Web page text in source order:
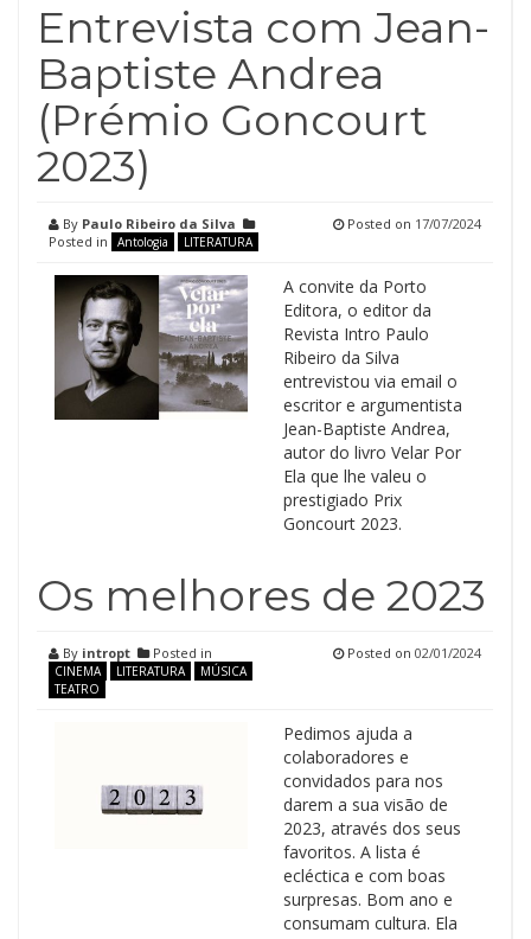
Entrevista com Jean-
Baptiste Andrea
(Prémio Goncourt
2023)
By Paulo Ribeiro da Silva
Posted in
Antologia LITERATURA
Posted on 17/07/2024
A convite da Porto
Editora, o editor da
Revista Intro Paulo
Ribeiro da Silva
entrevistou via email o
escritor e argumentista
Jean-Baptiste Andrea,
autor do livro Velar Por
Ela que lhe valeu o
prestigiado Prix
Goncourt 2023.
Os melhores de 2023
By intropt Posted in
CINEMA LITERATURA
MÚSICA
TEATRO
Posted on 02/01/2024
Pedimos ajuda a
colaboradores e
convidados para nos
darem a sua visão de
2023, através dos seus
favoritos. A lista é
ecléctica e com boas
surpresas. Bom ano e
consumam cultura. Ela